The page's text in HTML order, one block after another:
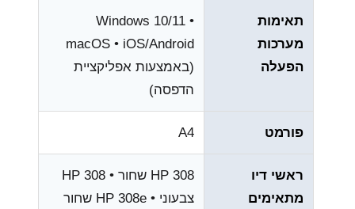
תאימות
מערכות
הפעלה
Windows 10/11 •
macOS • iOS/Android
(באמצעות אפליקציית
הדפסה)
פורמט A4
ראשי דיו
מתאימים
HP 308 שחור • HP 308
צבעוני • HP 308e שחור